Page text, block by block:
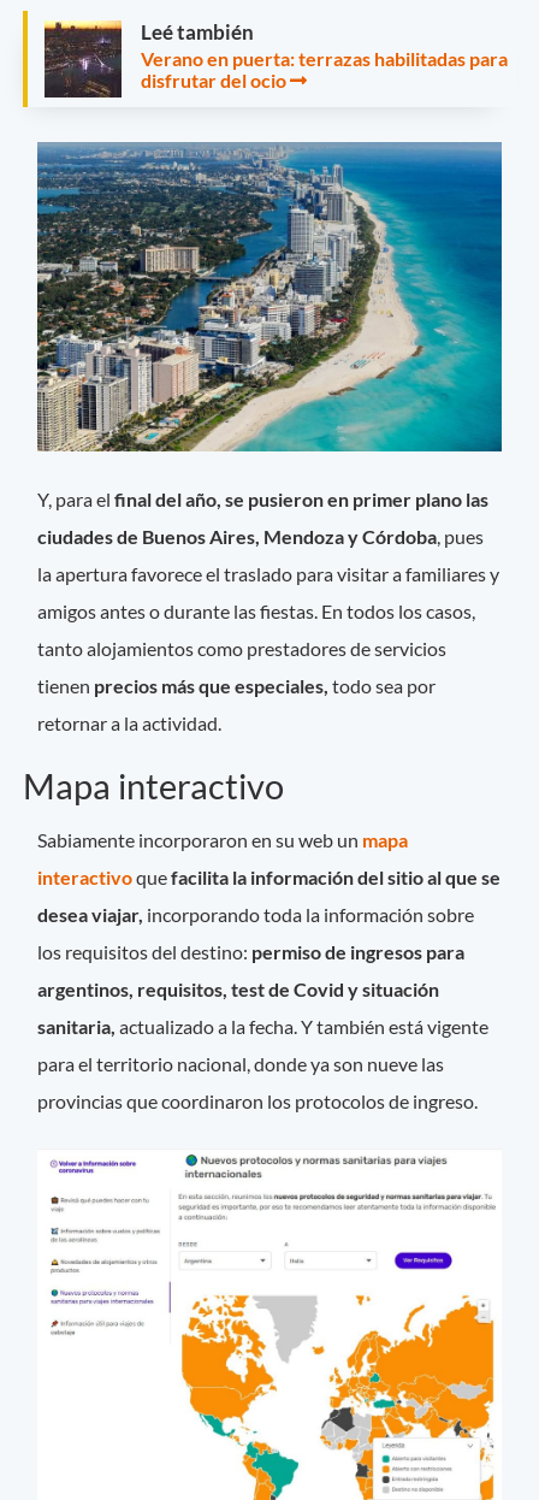
Leé también
Verano en puerta: terrazas habilitadas para
disfrutar del ocio
Y, para elfinal del año, se pusieron en primer plano las
ciudades de Buenos Aires, Mendoza y Córdoba, pues
la apertura favorece el traslado para visitar a familiares y
amigos antes o durante las fiestas. En todos los casos,
tanto alojamientos como prestadores de servicios
tienen precios más que especiales, todo sea por
retornar a la actividad.
Mapa interactivo
Sabiamente incorporaron en su web un mapa
interactivoquefacilita la información del sitio al que se
desea viajar, incorporando toda la información sobre
los requisitos del destino: permiso de ingresos para
argentinos, requisitos, test de Covid y situación
sanitaria, actualizado a la fecha. Y también está vigente
para el territorio nacional, donde ya son nueve las
provincias que coordinaron los protocolos de ingreso.